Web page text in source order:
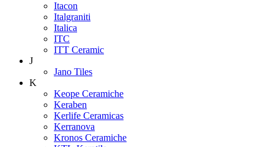
Itacon
Italgraniti
Italica
ITC
ITT Ceramic
J
Jano Tiles
K
Keope Ceramiche
Keraben
Kerlife Ceramicas
Kerranova
Kronos Ceramiche